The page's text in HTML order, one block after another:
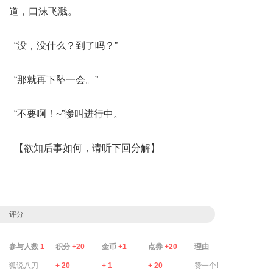
道，口沫飞溅。
“没，没什么？到了吗？”
“那就再下坠一会。”
“不要啊！~”惨叫进行中。
【欲知后事如何，请听下回分解】
评分
参与人数 1 积分 +20 金币 +1 点券 +20 理由
狐说八刀 + 20 + 1 + 20 赞一个!